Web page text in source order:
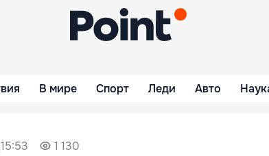
В мире Спорт Леди Авто
1 130